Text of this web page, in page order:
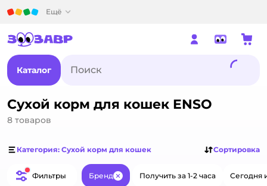
Ещё
Каталог
Сухой корм для кошек ENSO
8 товаров
Категория: Сухой корм для кошек Сортировка
Фильтры Бренд ЗакрытьПолучить за 1-2 часа Сегодня